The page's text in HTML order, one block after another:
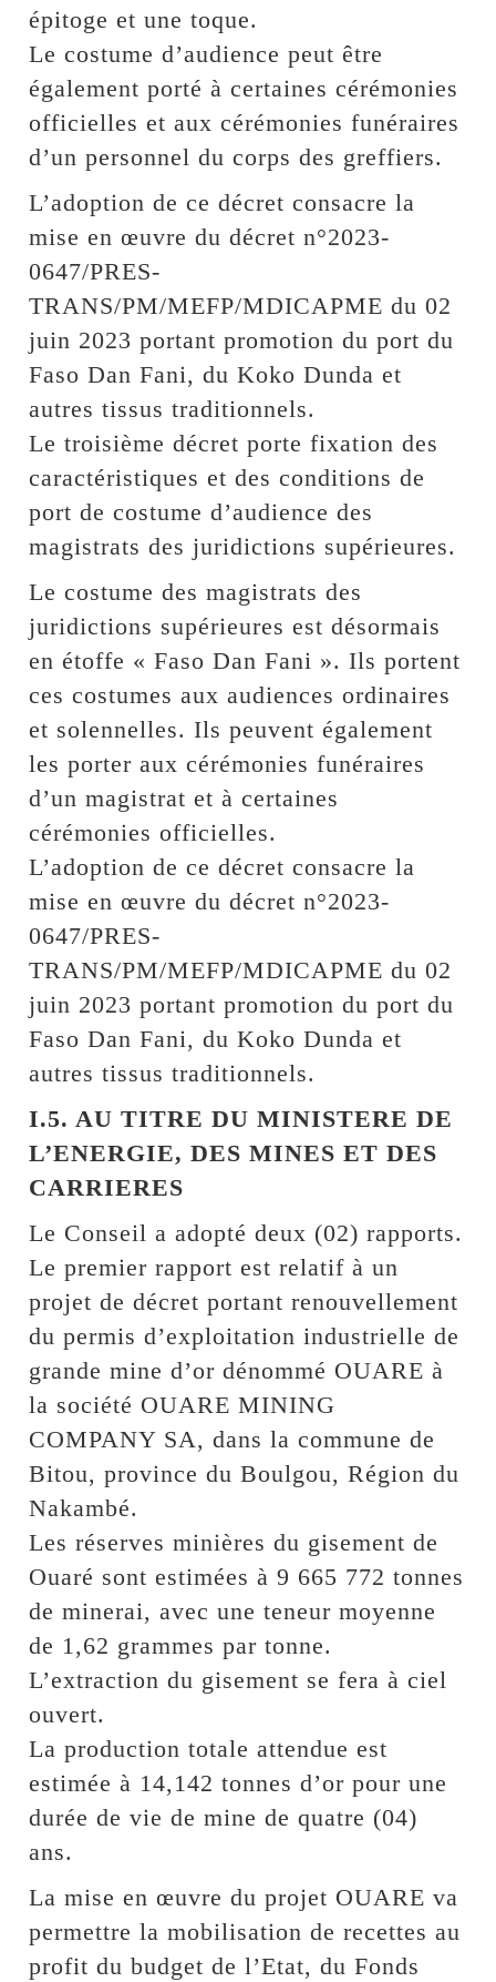
épitoge et une toque.
Le costume d’audience peut être
également porté à certaines cérémonies
officielles et aux cérémonies funéraires
d’un personnel du corps des greffiers.
L’adoption de ce décret consacre la
mise en œuvre du décret n°2023-
0647/PRES-
TRANS/PM/MEFP/MDICAPME du 02
juin 2023 portant promotion du port du
Faso Dan Fani, du Koko Dunda et
autres tissus traditionnels.
Le troisième décret porte fixation des
caractéristiques et des conditions de
port de costume d’audience des
magistrats des juridictions supérieures.
Le costume des magistrats des
juridictions supérieures est désormais
en étoffe « Faso Dan Fani ». Ils portent
ces costumes aux audiences ordinaires
et solennelles. Ils peuvent également
les porter aux cérémonies funéraires
d’un magistrat et à certaines
cérémonies officielles.
L’adoption de ce décret consacre la
mise en œuvre du décret n°2023-
0647/PRES-
TRANS/PM/MEFP/MDICAPME du 02
juin 2023 portant promotion du port du
Faso Dan Fani, du Koko Dunda et
autres tissus traditionnels.
I.5. AU TITRE DU MINISTERE DE
L’ENERGIE, DES MINES ET DES
CARRIERES
Le Conseil a adopté deux (02) rapports.
Le premier rapport est relatif à un
projet de décret portant renouvellement
du permis d’exploitation industrielle de
grande mine d’or dénommé OUARE à
la société OUARE MINING
COMPANY SA, dans la commune de
Bitou, province du Boulgou, Région du
Nakambé.
Les réserves minières du gisement de
Ouaré sont estimées à 9 665 772 tonnes
de minerai, avec une teneur moyenne
de 1,62 grammes par tonne.
L’extraction du gisement se fera à ciel
ouvert.
La production totale attendue est
estimée à 14,142 tonnes d’or pour une
durée de vie de mine de quatre (04)
ans.
La mise en œuvre du projet OUARE va
permettre la mobilisation de recettes au
profit du budget de l’Etat, du Fonds